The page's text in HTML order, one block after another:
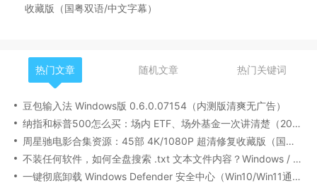
收藏版（国粤双语/中文字幕）
热门文章 随机文章 热门关键词
豆包输入法 Windows版 0.6.0.07154（内测版清爽无广告）
纳指和标普500怎么买：场内 ETF、场外基金一次讲清楚（2026 最新版）
周星驰电影合集资源：45部 4K/1080P 超清修复收藏版（国粤双语/中文字幕）
不装任何软件，如何全盘搜索 .txt 文本文件内容？Windows / Linux / macOS 的命令行指南
一键彻底卸载 Windows Defender 安全中心（Win10/Win11通用）